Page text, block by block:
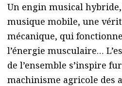
Un engin musical
musique mobile, une
mécanique, qui
l’énergie musculaire…
de l’ensemble s’inspire
machinisme agricole des